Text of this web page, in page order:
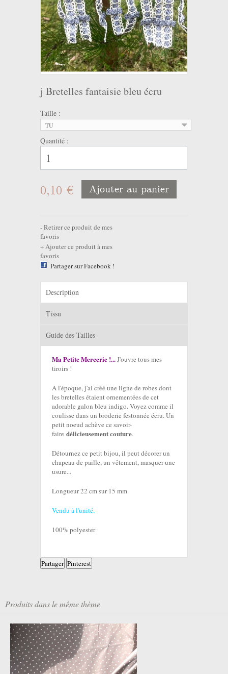
j Bretelles fantaisie bleu écru
Taille :
TU
Quantité :
0,10 € Ajouter au panier
Retirer ce produit de mes
favoris
Ajouter ce produit à mes
favoris
Partager sur Facebook !
Description
Tissu
Guide des Tailles
Ma Petite Mercerie !...J'ouvre tous mes
tiroirs !
A l'époque, j'ai créé une ligne de robes dont
les bretelles étaient ornementées de cet
adorable galon bleu indigo. Voyez comme il
coulisse dans un broderie festonnée écru. Un
petit noeud achève ce savoir-
faire délicieusement couture.
Détournez ce petit bijou, il peut décorer un
chapeau de paille, un vêtement, masquer une
usure...
Longueur 22 cm sur 15 mm
Vendu à l'unité.
100% polyester
Partager Pinterest
Produits dans le même thème